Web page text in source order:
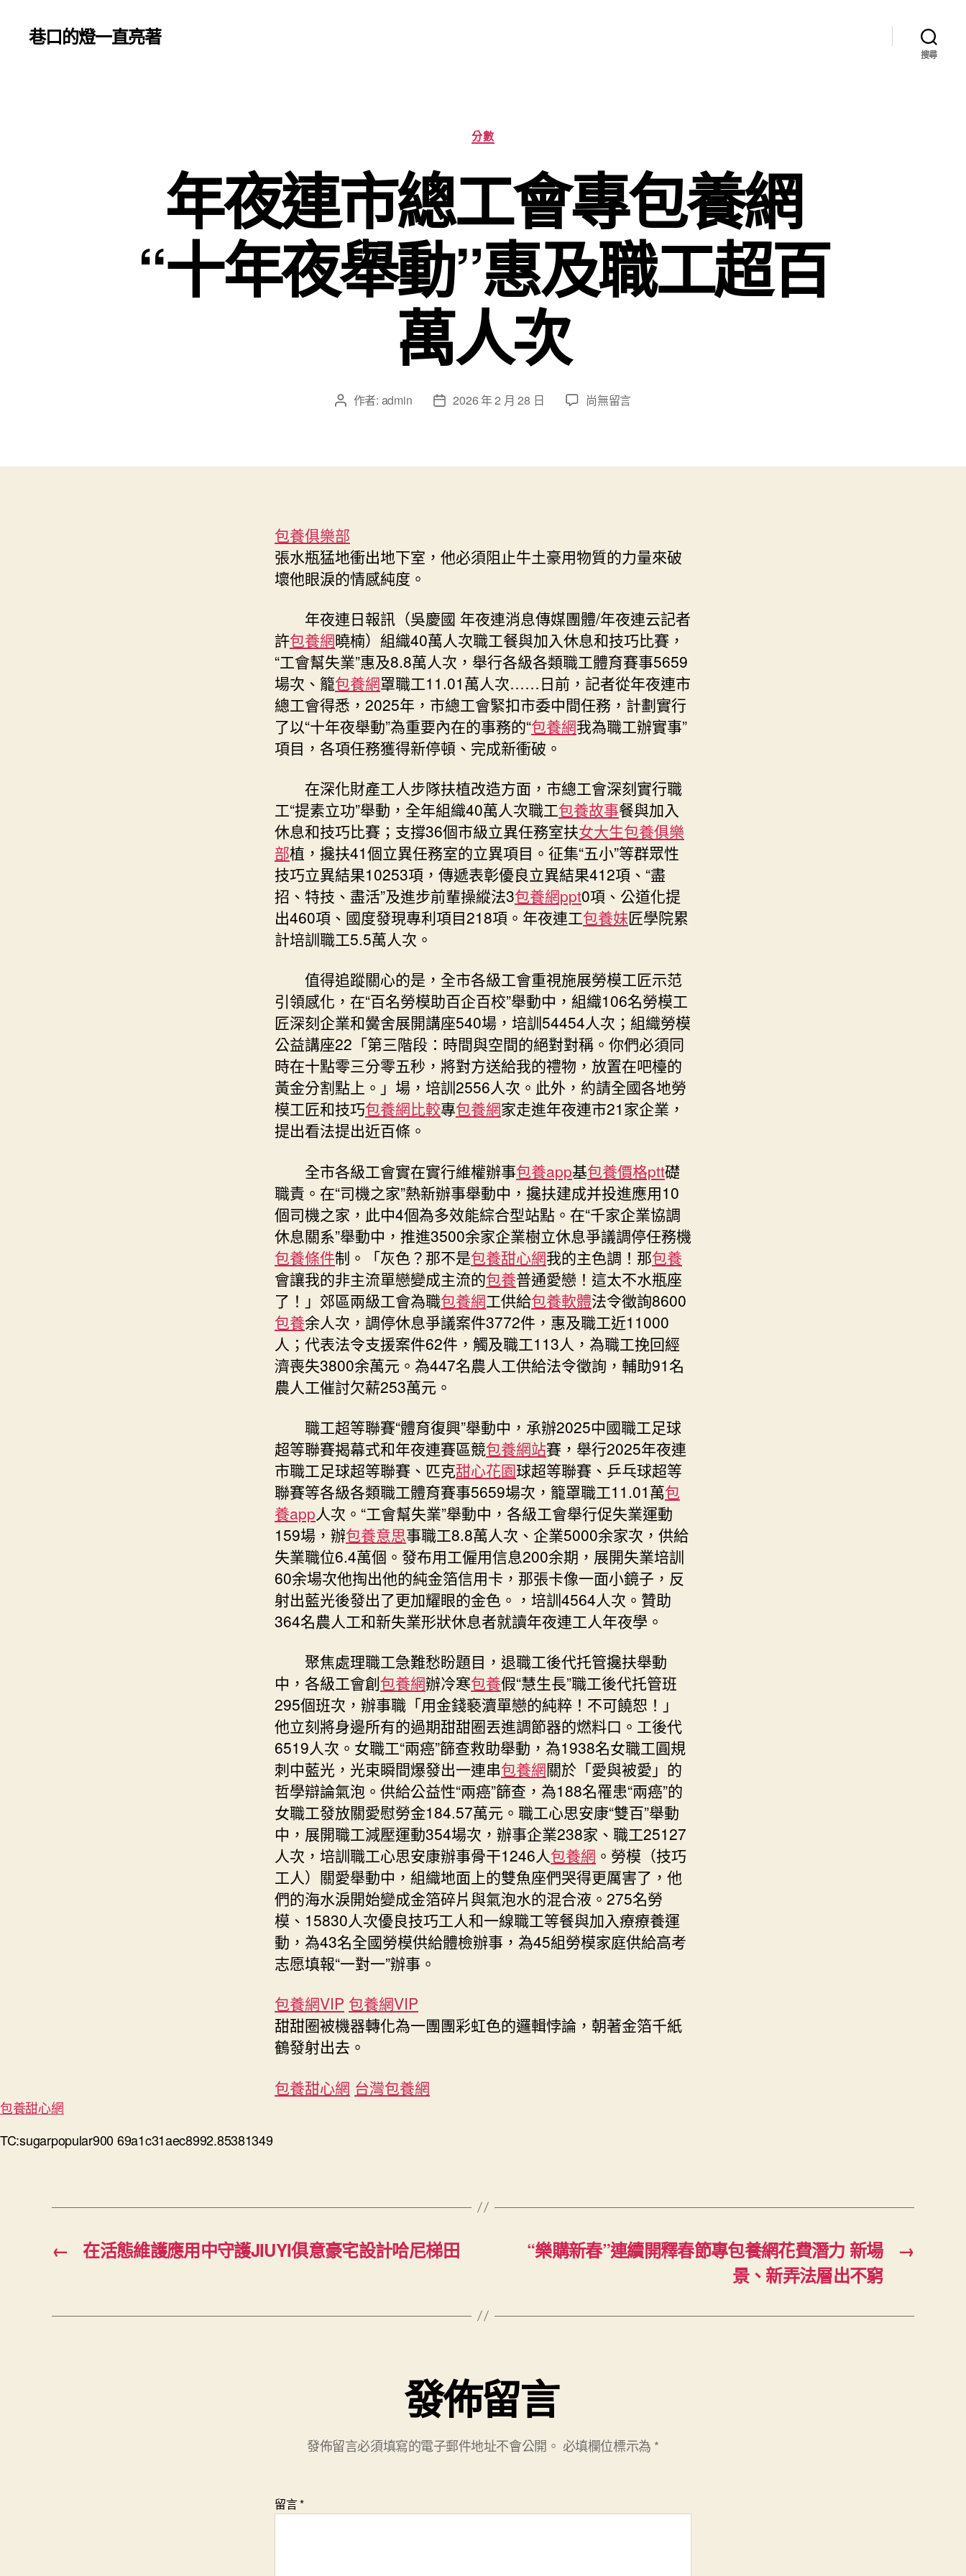
巷口的燈一直亮著
搜尋
分
類
分數
年夜連市總工會專包養網
“十年夜舉動”惠及職工超百
萬人次
文 作者: admin
文
日
2026 年 2 月 28 日
在
市
包
年
夜
舉
動”
惠
及
職
萬
人
次〉
中
尚無留言
包養俱樂部
張水瓶猛地衝出地下室，他必須阻止牛土豪用物質的力量來破
壞他眼淚的情感純度。
年夜連日報訊（吳慶國 年夜連消息傳媒團體/年夜連云記者
許包養網曉楠）組織40萬人次職工餐與加入休息和技巧比賽，
“工會幫失業”惠及8.8萬人次，舉行各級各類職工體育賽事5659
場次、籠包養網罩職工11.01萬人次……日前，記者從年夜連市
總工會得悉，2025年，市總工會緊扣市委中間任務，計劃實行
了以“十年夜舉動”為重要內在的事務的“包養網我為職工辦實事”
項目，各項任務獲得新停頓、完成新衝破。
在深化財產工人步隊扶植改造方面，市總工會深刻實行職
工“提素立功”舉動，全年組織40萬人次職工包養故事餐與加入
休息和技巧比賽；支撐36個市級立異任務室扶女大生包養俱樂
部植，攙扶41個立異任務室的立異項目。征集“五小”等群眾性
技巧立異結果10253項，傳遞表彰優良立異結果412項、“盡
招、特技、盡活”及進步前輩操縱法3包養網ppt0項、公道化提
出460項、國度發現專利項目218項。年夜連工包養妹匠學院累
計培訓職工5.5萬人次。
值得追蹤關心的是，全市各級工會重視施展勞模工匠示范
引領感化，在“百名勞模助百企百校”舉動中，組織106名勞模工
匠深刻企業和黌舍展開講座540場，培訓54454人次；組織勞模
公益講座22「第三階段：時間與空間的絕對對稱。你們必須同
時在十點零三分零五秒，將對方送給我的禮物，放置在吧檯的
黃金分割點上。」場，培訓2556人次。此外，約請全國各地勞
模工匠和技巧包養網比較專包養網家走進年夜連市21家企業，
提出看法提出近百條。
全市各級工會實在實行維權辦事包養app基包養價格ptt礎
職責。在“司機之家”熱新辦事舉動中，攙扶建成并投進應用10
個司機之家，此中4個為多效能綜合型站點。在“千家企業協調
休息關系”舉動中，推進3500余家企業樹立休息爭議調停任務機
包養條件制。「灰色？那不是包養甜心網我的主色調！那包養
會讓我的非主流單戀變成主流的包養普通愛戀！這太不水瓶座
了！」郊區兩級工會為職包養網工供給包養軟體法令徵詢8600
包養余人次，調停休息爭議案件3772件，惠及職工近11000
人；代表法令支援案件62件，觸及職工113人，為職工挽回經
濟喪失3800余萬元。為447名農人工供給法令徵詢，輔助91名
農人工催討欠薪253萬元。
職工超等聯賽“體育復興”舉動中，承辦2025中國職工足球
超等聯賽揭幕式和年夜連賽區競包養網站賽，舉行2025年夜連
市職工足球超等聯賽、匹克甜心花園球超等聯賽、乒乓球超等
聯賽等各級各類職工體育賽事5659場次，籠罩職工11.01萬包
養app人次。“工會幫失業”舉動中，各級工會舉行促失業運動
159場，辦包養意思事職工8.8萬人次、企業5000余家次，供給
失業職位6.4萬個。發布用工僱用信息200余期，展開失業培訓
60余場次他掏出他的純金箔信用卡，那張卡像一面小鏡子，反
射出藍光後發出了更加耀眼的金色。，培訓4564人次。贊助
364名農人工和新失業形狀休息者就讀年夜連工人年夜學。
聚焦處理職工急難愁盼題目，退職工後代托管攙扶舉動
中，各級工會創包養網辦冷寒包養假“慧生長”職工後代托管班
295個班次，辦事職「用金錢褻瀆單戀的純粹！不可饒恕！」
他立刻將身邊所有的過期甜甜圈丟進調節器的燃料口。工後代
6519人次。女職工“兩癌”篩查救助舉動，為1938名女職工圓規
刺中藍光，光束瞬間爆發出一連串包養網關於「愛與被愛」的
哲學辯論氣泡。供給公益性“兩癌”篩查，為188名罹患“兩癌”的
女職工發放關愛慰勞金184.57萬元。職工心思安康“雙百”舉動
中，展開職工減壓運動354場次，辦事企業238家、職工25127
人次，培訓職工心思安康辦事骨干1246人包養網 。勞模（技巧
工人）關愛舉動中，組織地面上的雙魚座們哭得更厲害了，他
們的海水淚開始變成金箔碎片與氣泡水的混合液。275名勞
模、15830人次優良技巧工人和一線職工等餐與加入療療養運
動，為43名全國勞模供給體檢辦事，為45組勞模家庭供給高考
志愿填報“一對一”辦事。
包養網VIP 包養網VIP
甜甜圈被機器轉化為一團團彩虹色的邏輯悖論，朝著金箔千紙
鶴發射出去。
包養甜心網 台灣包養網
包養甜心網
TC:sugarpopular900 69a1c31aec8992.85381349
← 在活態維護應用中守護JIUYI俱意豪宅設計哈尼梯田 →
“樂購新春”連續開釋春節專包養網花費潛力 新場
景、新弄法層出不窮
發佈留言
發佈留言必須填寫的電子郵件地址不會公開。 必填欄位標示為 *
留言*